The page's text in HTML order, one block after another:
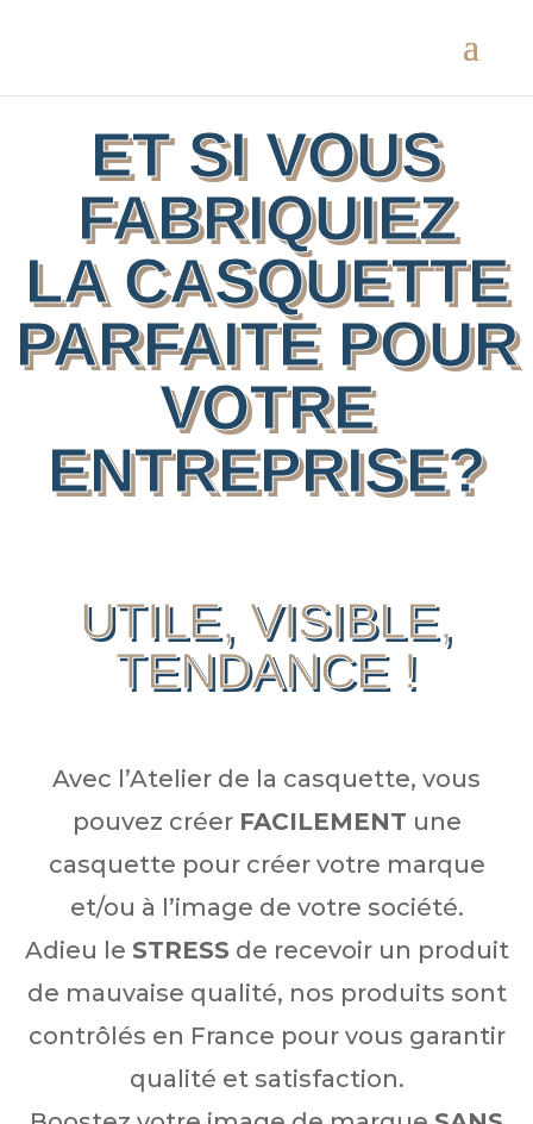
ET SI VOUS
FABRIQUIEZ
LA CASQUETTE
PARFAITE POUR
VOTRE
ENTREPRISE?
UTILE, VISIBLE,
TENDANCE !
Avec l’Atelier de la casquette, vous
pouvez créer FACILEMENT une
casquette pour créer votre marque
et/ou à l’image de votre société.
Adieu le STRESS de recevoir un produit
de mauvaise qualité, nos produits sont
contrôlés en France pour vous garantir
qualité et satisfaction.